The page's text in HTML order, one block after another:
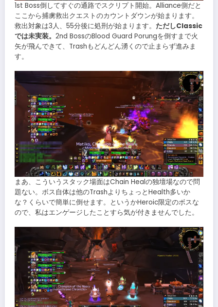
1st Boss倒してすぐの通路でスクリプト開始。Alliance側だと
ここから捕虜救出クエストのカウントダウンが始まります。
救出対象は3人、55分後に処刑が始まります。 ただしClassic
では未実装。 2nd BossのBlood Guard Porungを倒すまで火
矢が飛んできて、Trashもどんどん湧くので止まらず進みま
す。
まあ、こういうスタック場面はChain Healの独壇場なので問
題ない。ボス自体は他のTrashよりちょっとHealth多いか
な？くらいで簡単に倒せます。というかHeroic限定のボスな
ので、私はエンゲージしたことすら気が付きませんでした。